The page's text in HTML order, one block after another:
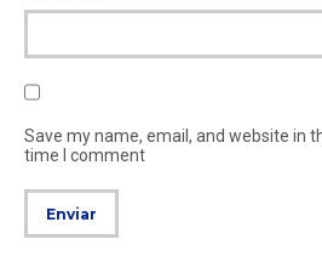
Save my name, email, and website in
time I comment